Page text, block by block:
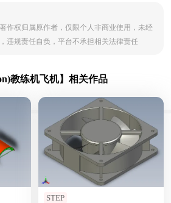
作权归属原作者，仅限个人非商业使用，未经
违规责任自负，平台不承担相关法律责任
教练机飞机】相关作品
STEP